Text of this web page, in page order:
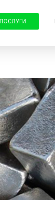
ПОСЛУГИ